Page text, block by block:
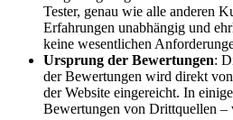
Tester, genau wie alle anderen
Erfahrungen unabhängig und
keine wesentlichen
Ursprung der Bewertungen:
der Bewertungen wird direkt
der Website eingereicht. In
Bewertungen von Drittquellen –